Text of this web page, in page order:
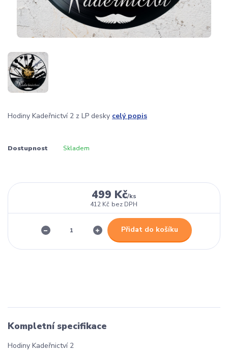
Hodiny Kadeřnictví 2 z LP desky celý popis
Dostupnost Skladem
499 Kč/ks
412 Kč bez DPH
Přidat do košíku
Kompletní specifikace
Hodiny Kadeřnictví 2